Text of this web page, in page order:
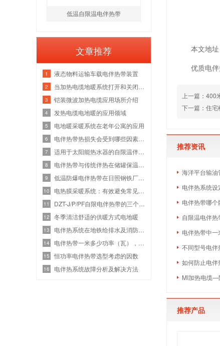
本文地
优质电
上一篇： 400
下一篇： 住宅
推荐资讯
海洋平台输
电伴热系统
电伴热带哪个
自限温电伴热
电伴热带中一
不同型号电伴
如何防止电伴
MI加热电缆—
推荐产品
低温自限温电伴热带
文章推荐
1 液态物料运输车载电伴热带装置
2
3 铠装微波加热电缆应用场所介绍
4 发热电缆电地暖的应用领域
5 电地暖采暖系统在老年公寓的应用
6
7
8
9
10
11
12 冬季清洁舒适的供暖方式电地暖
13
14
15 恒功率电伴热带选型考虑的因数
16 电伴热系统故障分析及解决方法